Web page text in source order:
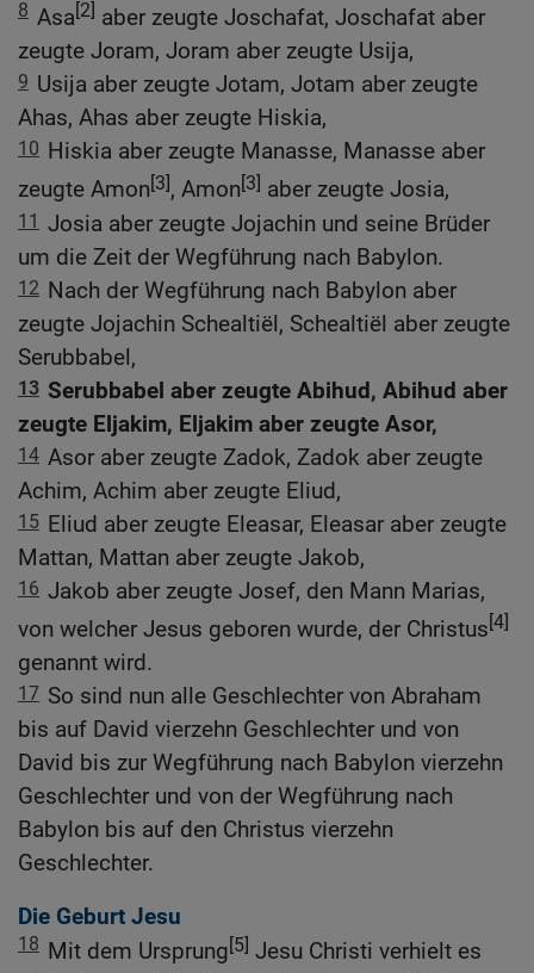
8 Asa[2] aber zeugte Joschafat, Joschafat aber
zeugte Joram, Joram aber zeugte Usija,
9 Usija aber zeugte Jotam, Jotam aber zeugte
Ahas, Ahas aber zeugte Hiskia,
10 Hiskia aber zeugte Manasse, Manasse aber
zeugte Amon[3], Amon[3] aber zeugte Josia,
11 Josia aber zeugte Jojachin und seine Brüder
um die Zeit der Wegführung nach Babylon.
12 Nach der Wegführung nach Babylon aber
zeugte Jojachin Schealtiël, Schealtiël aber zeugte
Serubbabel,
13 Serubbabel aber zeugte Abihud, Abihud aber
zeugte Eljakim, Eljakim aber zeugte Asor,
14 Asor aber zeugte Zadok, Zadok aber zeugte
Achim, Achim aber zeugte Eliud,
15 Eliud aber zeugte Eleasar, Eleasar aber zeugte
Mattan, Mattan aber zeugte Jakob,
16 Jakob aber zeugte Josef, den Mann Marias,
von welcher Jesus geboren wurde, der Christus[4]
genannt wird.
17 So sind nun alle Geschlechter von Abraham
bis auf David vierzehn Geschlechter und von
David bis zur Wegführung nach Babylon vierzehn
Geschlechter und von der Wegführung nach
Babylon bis auf den Christus vierzehn
Geschlechter.
Die Geburt Jesu
18 Mit dem Ursprung[5] Jesu Christi verhielt es